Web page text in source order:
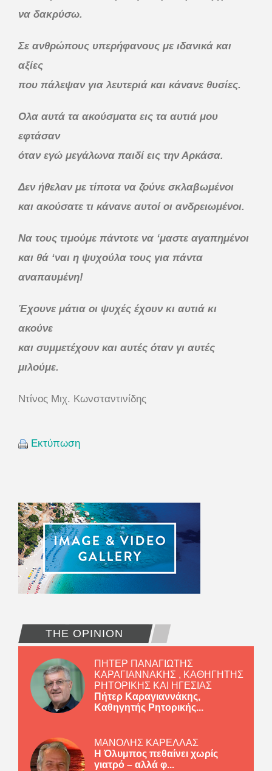
να δακρύσω.
Σε ανθρώπους υπερήφανους με ιδανικά και
αξίες
που πάλεψαν για λευτεριά και κάνανε θυσίες.
Ολα αυτά τα ακούσματα εις τα αυτιά μου
εφτάσαν
όταν εγώ μεγάλωνα παιδί εις την Αρκάσα.
Δεν ήθελαν με τίποτα να ζούνε σκλαβωμένοι
και ακούσατε τι κάνανε αυτοί οι ανδρειωμένοι.
Να τους τιμούμε πάντοτε να ‘μαστε αγαπημένοι
και θά ‘ναι η ψυχούλα τους για πάντα
αναπαυμένη!
Έχουνε μάτια οι ψυχές έχουν κι αυτιά κι
ακούνε
και συμμετέχουν και αυτές όταν γι αυτές
μιλούμε.
Ντίνος Μιχ. Κωνσταντινίδης
Εκτύπωση
THE OPINION
ΠΗΤΕΡ ΠΑΝΑΓΙΩΤΗΣ
ΚΑΡΑΓΙΑΝΝΑΚΗΣ , ΚΑΘΗΓΗΤΗΣ
ΡΗΤΟΡΙΚΗΣ ΚΑΙ ΗΓΕΣΙΑΣ
Πήτερ Καραγιαννάκης,
Καθηγητής Ρητορικής...
ΜΑΝΟΛΗΣ ΚΑΡΕΛΛΑΣ
Η Όλυμπος πεθαίνει χωρίς
γιατρό – αλλά φ...